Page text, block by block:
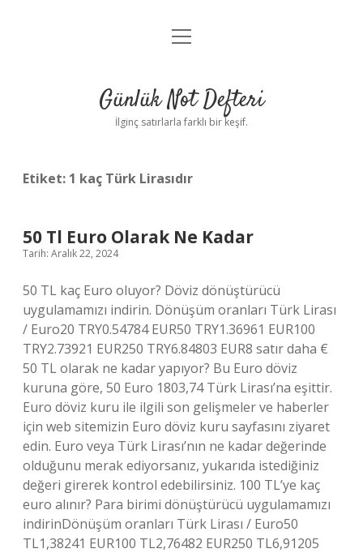
Anasayfa
Yasal Uyarı
menüyü
Günlük Not Defteri
İlginç satırlarla farklı bir keşif.
Etiket: 1 kaç Türk Lirasıdır
50 Tl Euro Olarak Ne Kadar
Tarih: Aralık 22, 2024
50 TL kaç Euro oluyor? Döviz dönüştürücü
uygulamamızı indirin. Dönüşüm oranları Türk Lirası
/ Euro20 TRY0.54784 EUR50 TRY1.36961 EUR100
TRY2.73921 EUR250 TRY6.84803 EUR8 satır daha €
50 TL olarak ne kadar yapıyor? Bu Euro döviz
kuruna göre, 50 Euro 1803,74 Türk Lirası’na eşittir.
Euro döviz kuru ile ilgili son gelişmeler ve haberler
için web sitemizin Euro döviz kuru sayfasını ziyaret
edin. Euro veya Türk Lirası’nın ne kadar değerinde
olduğunu merak ediyorsanız, yukarıda istediğiniz
değeri girerek kontrol edebilirsiniz. 100 TL’ye kaç
euro alınır? Para birimi dönüştürücü uygulamamızı
indirinDönüşüm oranları Türk Lirası / Euro50
TL1,38241 EUR100 TL2,76482 EUR250 TL6,91205